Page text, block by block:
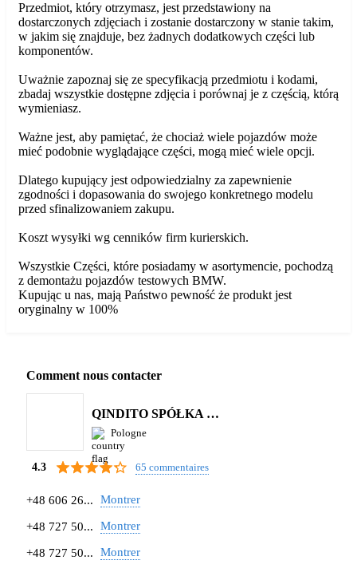
Przedmiot, który otrzymasz, jest przedstawiony na
dostarczonych zdjęciach i zostanie dostarczony w stanie takim,
w jakim się znajduje, bez żadnych dodatkowych części lub
komponentów.
Uważnie zapoznaj się ze specyfikacją przedmiotu i kodami,
zbadaj wszystkie dostępne zdjęcia i porównaj je z częścią, którą
wymieniasz.
Ważne jest, aby pamiętać, że chociaż wiele pojazdów może
mieć podobnie wyglądające części, mogą mieć wiele opcji.
Dlatego kupujący jest odpowiedzialny za zapewnienie
zgodności i dopasowania do swojego konkretnego modelu
przed sfinalizowaniem zakupu.
Koszt wysyłki wg cenników firm kurierskich.
Wszystkie Części, które posiadamy w asortymencie, pochodzą
z demontażu pojazdów testowych BMW.
Kupując u nas, mają Państwo pewność że produkt jest
oryginalny w 100%
Comment nous contacter
QINDITO SPÓŁKA Z OGRANICZONĄ ODPOWIEDZIALNOŚCIĄ
Pologne
4.3 65 commentaires
+48 606 26... Montrer
+48 727 50... Montrer
+48 727 50... Montrer